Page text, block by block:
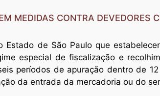
MEDIDAS CONTRA DEVEDORES
de São Paulo que
especial de fiscalização e
períodos de apuração dentro de
da entrada da mercadoria ou do